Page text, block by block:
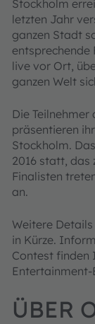
Stockholm
letzten Jahr
ganzen Stadt
entsprechende
live vor Ort,
ganzen Welt
Die
präsentieren
Stockholm.
2016 statt, das
Finalisten
an.
Weitere
in Kürze.
Contest finden
ÜBER